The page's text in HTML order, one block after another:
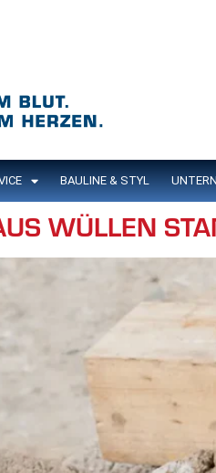
BAULINE & STYL
WÜLLEN